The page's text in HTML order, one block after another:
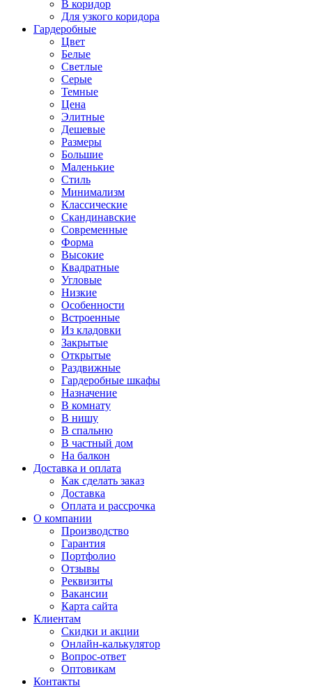
В коридор
Для узкого коридора
Гардеробные
Цвет
Белые
Светлые
Серые
Темные
Цена
Элитные
Дешевые
Размеры
Большие
Маленькие
Стиль
Минимализм
Классические
Скандинавские
Современные
Форма
Высокие
Квадратные
Угловые
Низкие
Особенности
Встроенные
Из кладовки
Закрытые
Открытые
Раздвижные
Гардеробные шкафы
Назначение
В комнату
В нишу
В спальню
В частный дом
На балкон
Доставка и оплата
Как сделать заказ
Доставка
Оплата и рассрочка
О компании
Производство
Гарантия
Портфолио
Отзывы
Реквизиты
Вакансии
Карта сайта
Клиентам
Скидки и акции
Онлайн-калькулятор
Вопрос-ответ
Оптовикам
Контакты